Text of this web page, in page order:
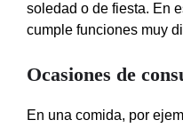
soledad o de fiesta. En
cumple funciones muy
Ocasiones de
En una comida, por